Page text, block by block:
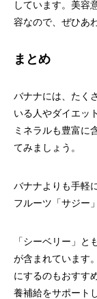
しています。美容
容なので、ぜひあ
まとめ
バナナには、たく
いる人やダイエッ
ミネラルも豊富に
てみましょう。
バナナよりも手軽
フルーツ「サジー
「シーベリー」
が含まれています
にするのもおすす
養補給をサポート